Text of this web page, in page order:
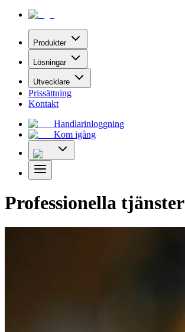
Produkter
Lösningar
Utvecklare
Prissättning
Kontakt
Handlarinloggning
Kom igång
Professionella tjänster